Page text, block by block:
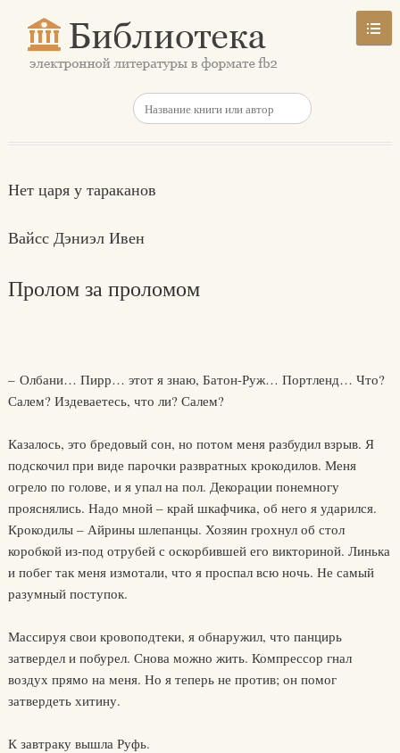
Нет царя у тараканов
Вайсс Дэниэл Ивен
Пролом за проломом
– Олбани… Пирр… этот я знаю, Батон-Руж… Портленд… Что?
Салем? Издеваетесь, что ли? Салем?
Казалось, это бредовый сон, но потом меня разбудил взрыв. Я
подскочил при виде парочки развратных крокодилов. Меня
огрело по голове, и я упал на пол. Декорации понемногу
прояснялись. Надо мной – край шкафчика, об него я ударился.
Крокодилы – Айрины шлепанцы. Хозяин грохнул об стол
коробкой из-под отрубей с оскорбившей его викториной. Линька
и побег так меня измотали, что я проспал всю ночь. Не самый
разумный поступок.
Массируя свои кровоподтеки, я обнаружил, что панцирь
затвердел и побурел. Снова можно жить. Компрессор гнал
воздух прямо на меня. Но я теперь не против; он помог
затвердеть хитину.
К завтраку вышла Руфь.